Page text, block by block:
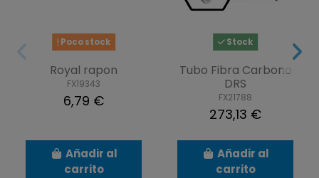
Poco stock
Royal rapon
FX19343
6,79 €
Añadir al
carrito
Stock
Tubo Fibra Carbono
DRS
FX21788
273,13 €
Añadir al
carrito